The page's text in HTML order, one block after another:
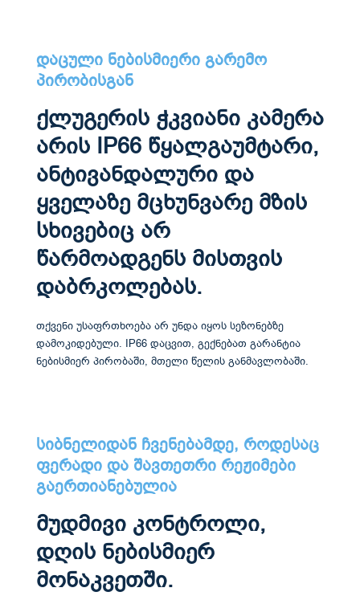
დაცული ნებისმიერი გარემო
პირობისგან
ქლუგერის ჭკვიანი კამერა
არის IP66 წყალგაუმტარი,
ანტივანდალური და
ყველაზე მცხუნვარე მზის
სხივებიც არ
წარმოადგენს მისთვის
დაბრკოლებას.
თქვენი უსაფრთხოება არ უნდა იყოს სეზონებზე
დამოკიდებული. IP66 დაცვით, გექნებათ გარანტია
ნებისმიერ პირობაში, მთელი წელის განმავლობაში.
სიბნელიდან ჩვენებამდე, როდესაც
ფერადი და შავთეთრი რეჟიმები
გაერთიანებულია
მუდმივი კონტროლი,
დღის ნებისმიერ
მონაკვეთში.